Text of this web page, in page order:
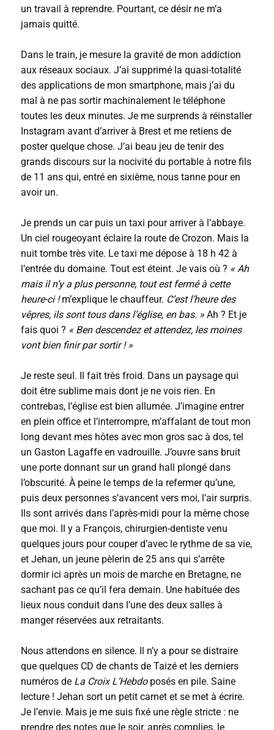
un travail à reprendre. Pourtant, ce désir ne m’a
jamais quitté.
Dans le train, je mesure la gravité de mon addiction
aux réseaux sociaux. J’ai supprimé la quasi-totalité
des applications de mon smartphone, mais j’ai du
mal à ne pas sortir machinalement le téléphone
toutes les deux minutes. Je me surprends à réinstaller
Instagram avant d’arriver à Brest et me retiens de
poster quelque chose. J’ai beau jeu de tenir des
grands discours sur la nocivité du portable à notre fils
de 11 ans qui, entré en sixième, nous tanne pour en
avoir un.
Je prends un car puis un taxi pour arriver à l’abbaye.
Un ciel rougeoyant éclaire la route de Crozon. Mais la
nuit tombe très vite. Le taxi me dépose à 18 h 42 à
l’entrée du domaine. Tout est éteint. Je vais où ? « Ah
mais il n’y a plus personne, tout est fermé à cette
heure-ci !m’explique le chauffeur. C’est l’heure des
vêpres, ils sont tous dans l’église, en bas. »Ah ? Et je
fais quoi ? « Ben descendez et attendez, les moines
vont bien finir par sortir ! »
Je reste seul. Il fait très froid. Dans un paysage qui
doit être sublime mais dont je ne vois rien. En
contrebas, l’église est bien allumée. J’imagine entrer
en plein office et l’interrompre, m’affalant de tout mon
long devant mes hôtes avec mon gros sac à dos, tel
un Gaston Lagaffe en vadrouille. J’ouvre sans bruit
une porte donnant sur un grand hall plongé dans
l’obscurité. À peine le temps de la refermer qu’une,
puis deux personnes s’avancent vers moi, l’air surpris.
Ils sont arrivés dans l’après-midi pour la même chose
que moi. Il y a François, chirurgien-dentiste venu
quelques jours pour couper d’avec le rythme de sa vie,
et Jehan, un jeune pèlerin de 25 ans qui s’arrête
dormir ici après un mois de marche en Bretagne, ne
sachant pas ce qu’il fera demain. Une habituée des
lieux nous conduit dans l’une des deux salles à
manger réservées aux retraitants.
Nous attendons en silence. Il n’y a pour se distraire
que quelques CD de chants de Taizé et les derniers
numéros deLa Croix L’Hebdoposés en pile. Saine
lecture ! Jehan sort un petit carnet et se met à écrire.
Je l’envie. Mais je me suis fixé une règle stricte : ne
prendre des notes que le soir, après complies, le